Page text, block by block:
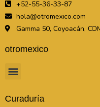
+52-55-36-33-87
hola@otromexico.com
Gamma 50, Coyoacán,
otromexico
Curaduría